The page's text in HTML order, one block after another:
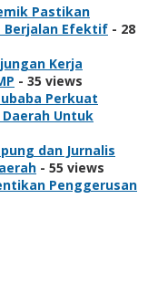
Pastikan
Berjalan Efektif - 28
Kerja
- 35 views
Perkuat
Untuk
dan Jurnalis
- 55 views
Penggerusan